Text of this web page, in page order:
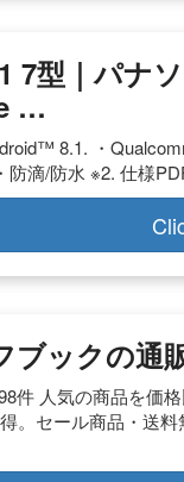
7型｜パナ
…
8.1. ・
滴/防水 ※2. 仕様
ブックの通
件 人気の商品を価
。セール商品・送